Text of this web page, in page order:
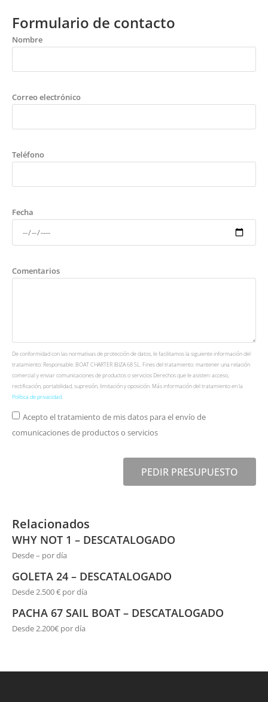
Formulario de contacto
Nombre
Correo electrónico
Teléfono
Fecha
Comentarios
De conformidad con las normativas de protección de datos, le facilitamos la siguiente información del
tratamiento: Responsable: BOAT CHARTER IBIZA 68 SL. Fines del tratamiento: mantener una relación
comercial y enviar comunicaciones de productos o servicios Derechos que le asisten: acceso,
rectificación, portabilidad, supresión, limitación y oposición. Más información del tratamiento en la
Política de privacidad.
Acepto el tratamiento de mis datos para el envío de
comunicaciones de productos o servicios
PEDIR PRESUPUESTO
Relacionados
WHY NOT 1 – DESCATALOGADO
Desde – por día
GOLETA 24 – DESCATALOGADO
Desde 2.500 € por día
PACHA 67 SAIL BOAT – DESCATALOGADO
Desde 2.200€ por día